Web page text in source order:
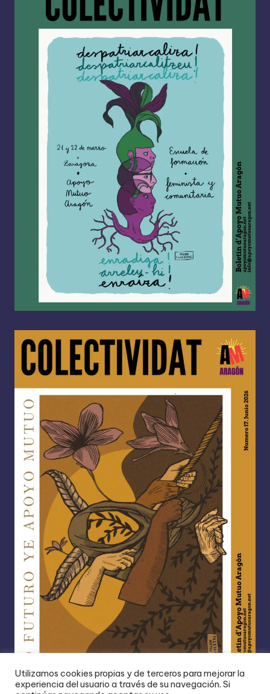
Utilizamos cookies propias y de terceros para mejorar la
experiencia del usuario a través de su navegación. Si